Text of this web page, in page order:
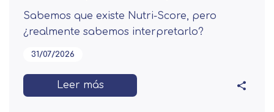
Sabemos que existe Nutri-Score, pero
¿realmente sabemos interpretarlo?
31/07/2026
Leer más